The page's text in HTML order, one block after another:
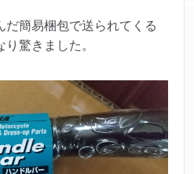
だ簡易梱包で送られてくる
驚きました。